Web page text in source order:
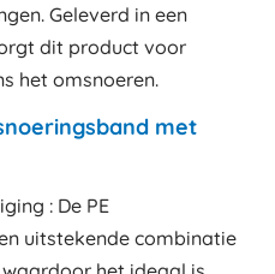
Geleverd in een
dit product voor
het omsnoeren.
met
: De PE
uitstekende combinatie